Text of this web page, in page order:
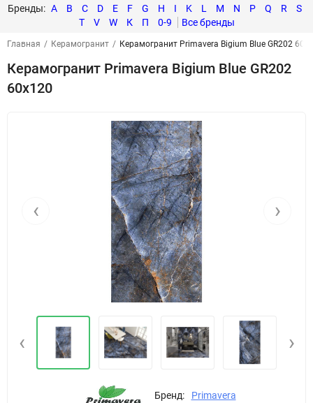
A B C D E F G H I K L M N P Q R
S
T
V W К П 0-9
Главная / Керамогранит / Керамогранит Primavera Bigium Blue GR202
Керамогранит Primavera Bigium Blue GR202
60x120
‹ ›
‹ ›
Бренд: Primavera